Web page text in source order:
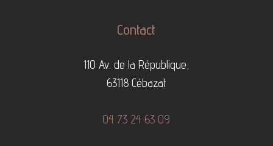
Contact
110 Av. de la République,
63118 Cébazat
04 73 24 63 09